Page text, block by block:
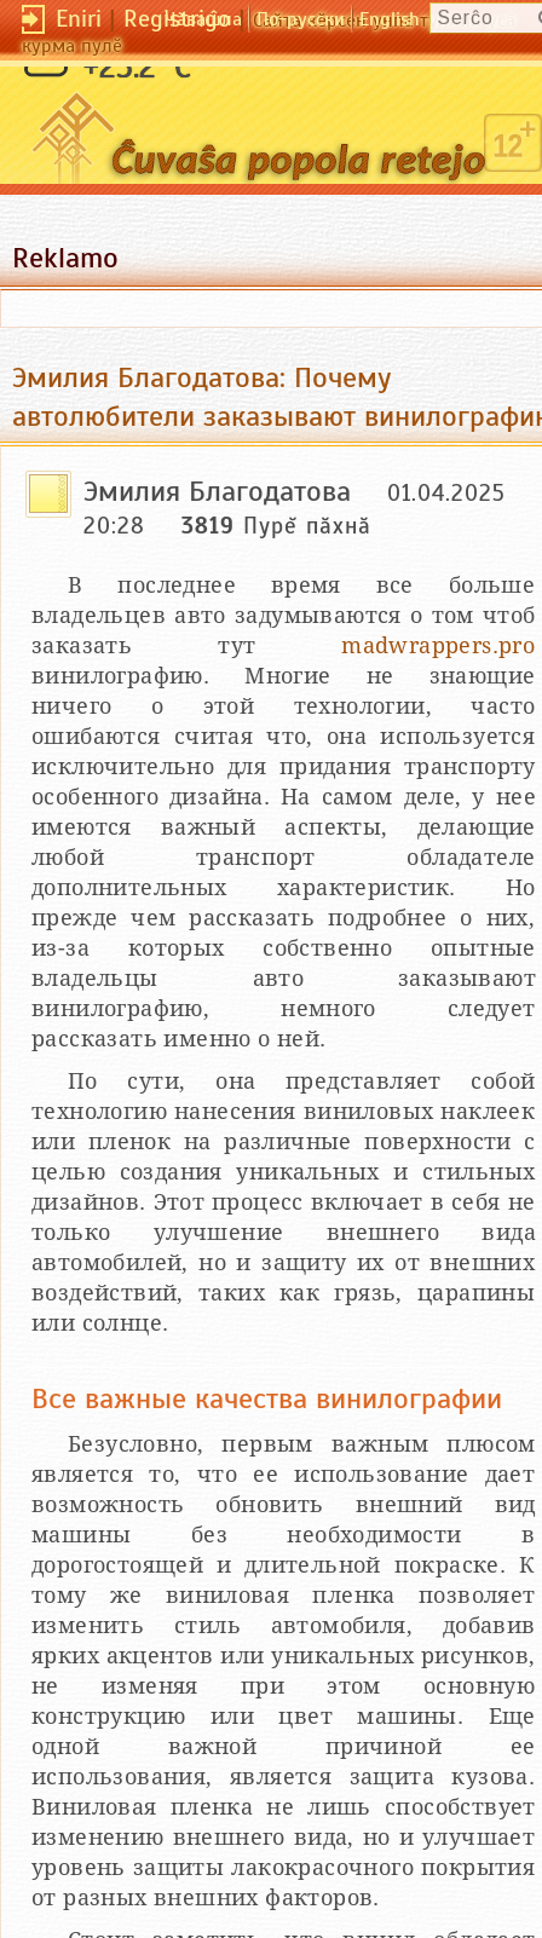
Eniri|Registriĝo|Сайта кӗрсен унпа туллин усӑ
курма пулӗ
Чӑвашла По-русски English
+25.2 °C
Reklamo
Эмилия Благодатова: Почему
автолюбители заказывают
Эмилия Благодатова
01.04.2025
20:28
3819 Пурĕ пăхнă
В последнее время все больше
владельцев авто задумываются о том чтоб
заказать тутmadwrappers.pro
винилографию. Многие не знающие
ничего о этой технологии, часто
ошибаются считая что, она используется
исключительно для придания транспорту
особенного дизайна. На самом деле, у нее
имеются важный аспекты, делающие
любой транспорт обладателе
дополнительных характеристик. Но
прежде чем рассказать подробнее о них,
из-за которых собственно опытные
владельцы авто заказывают
винилографию, немного следует
рассказать именно о ней.
По сути, она представляет собой
технологию нанесения виниловых наклеек
или пленок на различные поверхности с
целью создания уникальных и стильных
дизайнов. Этот процесс включает в себя не
только улучшение внешнего вида
автомобилей, но и защиту их от внешних
воздействий, таких как грязь, царапины
или солнце.
Все важные качества винилографии
Безусловно, первым важным плюсом
является то, что ее использование дает
возможность обновить внешний вид
машины без необходимости в
дорогостоящей и длительной покраске. К
тому же виниловая пленка позволяет
изменить стиль автомобиля, добавив
ярких акцентов или уникальных рисунков,
не изменяя при этом основную
конструкцию или цвет машины. Еще
одной важной причиной ее
использования, является защита кузова.
Виниловая пленка не лишь способствует
изменению внешнего вида, но и улучшает
уровень защиты лакокрасочного покрытия
от разных внешних факторов.